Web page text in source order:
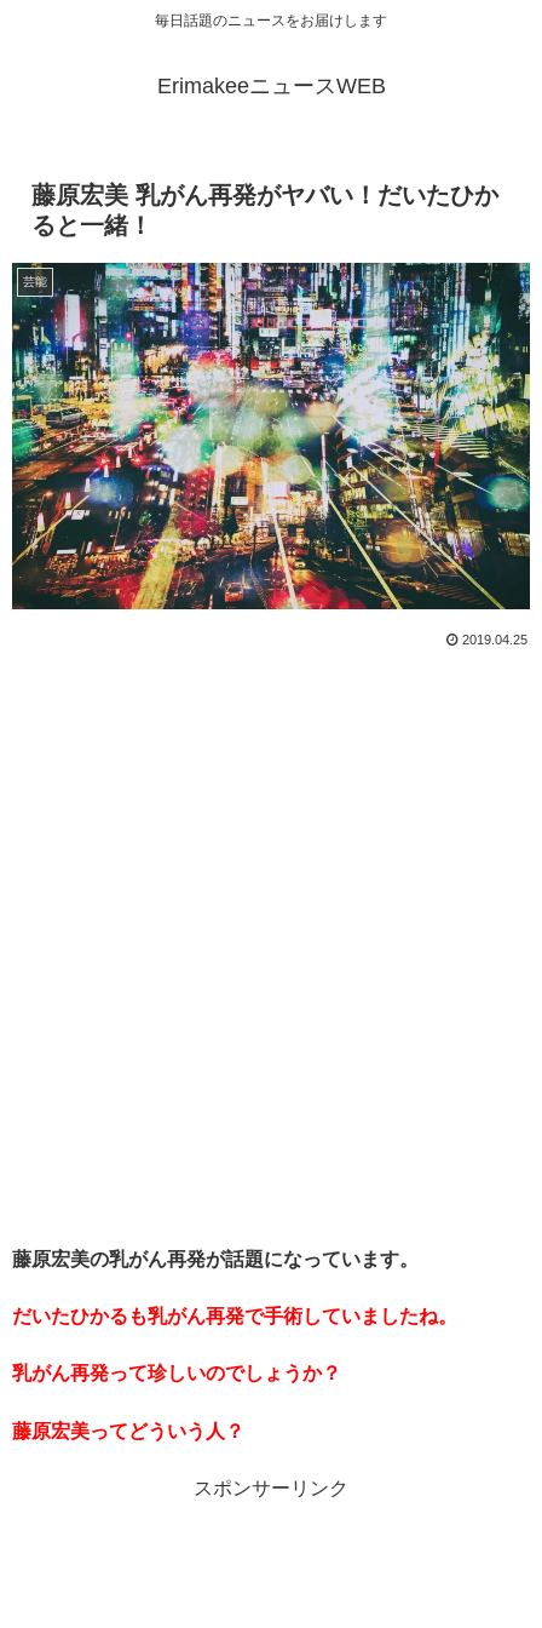
毎日話題のニュースをお届けします
ErimakeeニュースWEB
藤原宏美 乳がん再発がヤバい！だいたひか
ると一緒！
芸能
2019.04.25
藤原宏美の乳がん再発が話題になっています。
だいたひかるも乳がん再発で手術していましたね。
乳がん再発って珍しいのでしょうか？
藤原宏美ってどういう人？
スポンサーリンク